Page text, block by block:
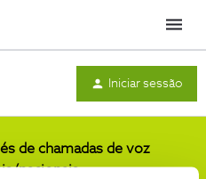
Menu
Iniciar sessão
de chamadas de voz
nacionais